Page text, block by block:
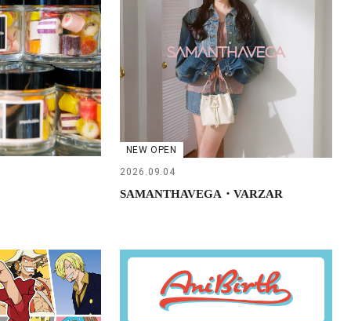
NEW OPEN
2026.09.04
SAMANTHAVEGA・VARZAR